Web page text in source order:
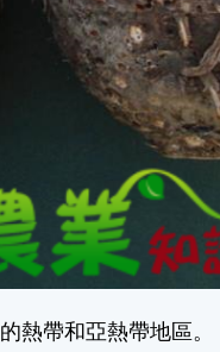
熱帶和亞熱帶地區。